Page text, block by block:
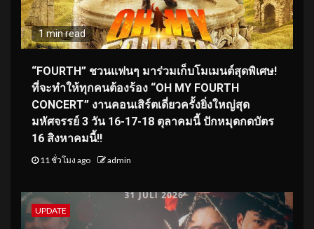
1 min read
“FOURTH” ชวนแฟนๆ มาร่วมเก็บโมเมนต์สุดพิเศษ!
ที่จะทำให้ทุกคนต้องร้อง “OH MY FOURTH
CONCERT” งานคอนเสิร์ตเดี่ยวครั้งยิ่งใหญ่สุด
มหัศจรรย์ 3 วัน 16-17-18 ตุลาคมนี้ ปักหมุดกดบัตร
16 สิงหาคมนี้!!
11 ชั่วโมง ago admin
UPDATE